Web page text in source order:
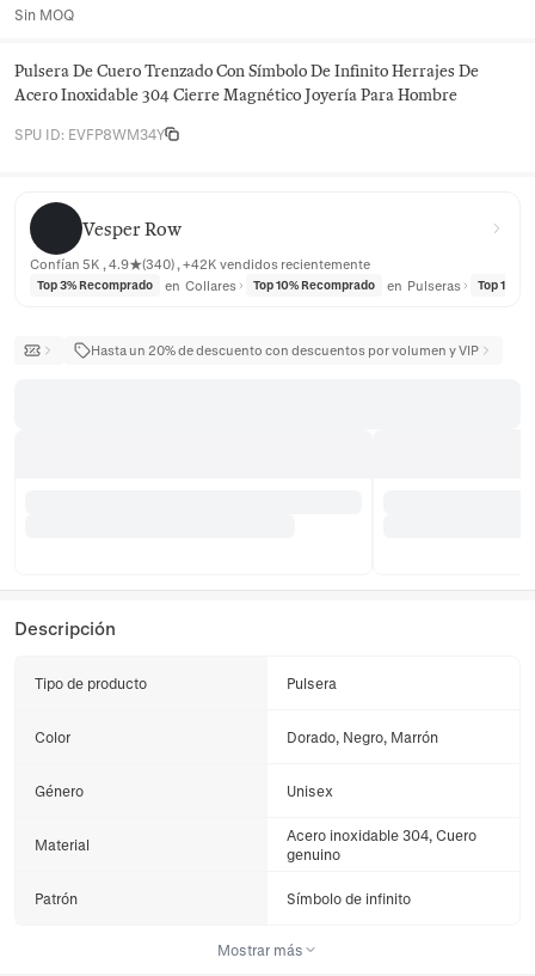
Sin MOQ
Pulsera De Cuero Trenzado Con Símbolo De Infinito Herrajes De
Acero Inoxidable 304 Cierre Magnético Joyería Para Hombre
SPU ID: EVFP8WM34Y
Vesper Row
Vesper Row
Confían 5K , 4.9★(340) , +42K vendidos recientemente
Top 3% Recomprado en Collares Top 10% Recomprado en Pulseras Top 10%
Hasta un 20% de descuento con descuentos por volumen y VIP
Descripción
Tipo de producto Pulsera
Color Dorado, Negro, Marrón
Género Unisex
Material
Acero inoxidable 304, Cuero
genuino
Patrón Símbolo de infinito
Mostrar más